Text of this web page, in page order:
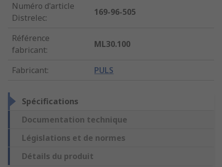
Numéro d'article
Distrelec:
169-96-505
Référence
fabricant:
ML30.100
Fabricant: PULS
Spécifications
Documentation technique
Législations et de normes
Détails du produit